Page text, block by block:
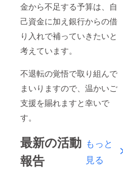
金から不足する予算は、自
己資金に加え銀行からの借
り入れで補っていきたいと
考えています。
不退転の覚悟で取り組んで
まいりますので、温かいご
支援を賜れますと幸いで
す。
最新の活動
報告
もっと
見る